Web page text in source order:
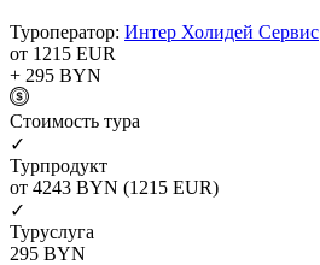
Туроператор: Интер Холидей Сервис
от 1215 EUR
+ 295 BYN
Cтоимость тура
✓
Турпродукт
от 4243 BYN (1215 EUR)
✓
Туруслуга
295 BYN